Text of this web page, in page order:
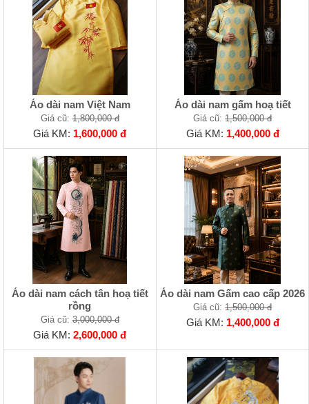
Áo dài nam Việt Nam
Giá cũ:1,800,000 đ
Giá KM: 1,600,000 đ
Áo dài nam gấm hoạ tiết
Giá cũ:1,500,000 đ
Giá KM: 1,400,000 đ
Áo dài nam cách tân hoạ tiết
rồng
Giá cũ:3,000,000 đ
Giá KM:2,600,000 đ
Áo dài nam Gấm cao cấp 2026
Giá cũ:1,500,000 đ
Giá KM: 1,400,000 đ